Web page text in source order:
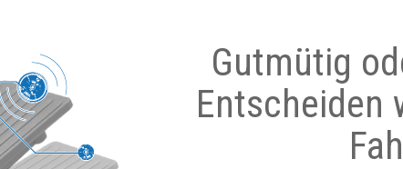
Gutmütig
Entscheiden